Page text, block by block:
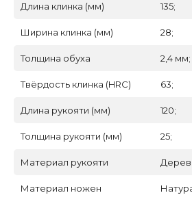
Длина клинка (мм) 135;
Ширина клинка (мм) 28;
Толщина обуха 2,4 мм;
Твёрдость клинка (HRC) 63;
Длина рукояти (мм) 120;
Толщина рукояти (мм) 25;
Материал рукояти
Материал ножен